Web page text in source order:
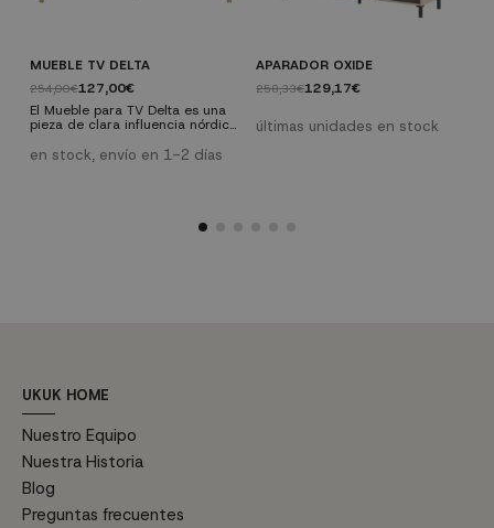
MUEBLE TV DELTA
254,00€127,00€
El Mueble para TV Delta es una
pieza de clara influencia nórdica
la madera, dos elementos
capitales en este estilo, con
pieza un carácter especial qu
en stock, envío en 1-2 días
APARADOR OXIDE
258,33€129,17€
últimas unidades en stock
UKUK HOME
Nuestro Equipo
Nuestra Historia
Blog
Preguntas frecuentes